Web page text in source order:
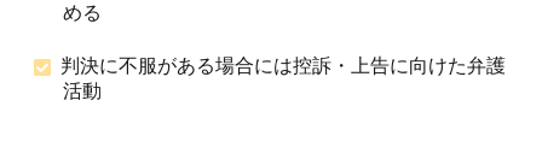
める
判決に不服がある場合には控訴・上告に向けた弁護
活動